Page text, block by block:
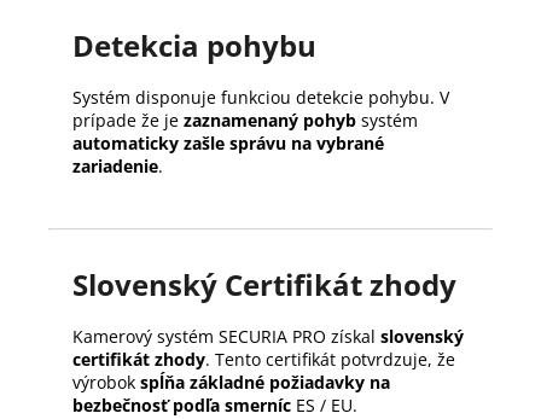
Detekcia pohybu
Systém disponuje funkciou detekcie pohybu. V
prípade že je zaznamenaný pohyb systém
automaticky zašle správu na vybrané
zariadenie.
Slovenský Certifikát zhody
Kamerový systém SECURIA PRO získal slovenský
certifikát zhody. Tento certifikát potvrdzuje, že
výrobok spĺňa základné požiadavky na
bezbečnosť podľa smerníc ES / EU.